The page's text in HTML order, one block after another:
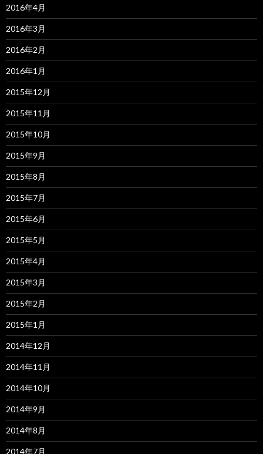
2016年4月
2016年3月
2016年2月
2016年1月
2015年12月
2015年11月
2015年10月
2015年9月
2015年8月
2015年7月
2015年6月
2015年5月
2015年4月
2015年3月
2015年2月
2015年1月
2014年12月
2014年11月
2014年10月
2014年9月
2014年8月
2014年7月